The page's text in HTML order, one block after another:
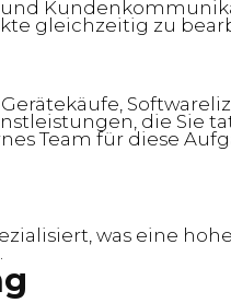
und
gleichzeitig zu
die Sie
Team für diese
was eine